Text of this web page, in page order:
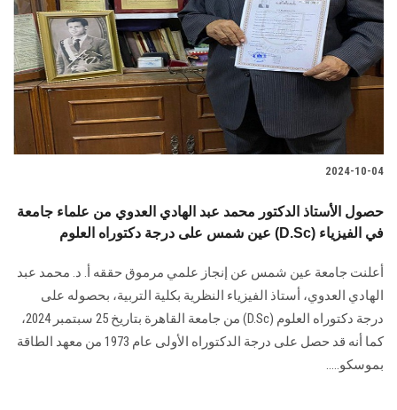
2024-10-04
حصول الأستاذ الدكتور محمد عبد الهادي العدوي من علماء جامعة
عين شمس على درجة دكتوراه العلوم (D.Sc) في الفيزياء
أعلنت جامعة عين شمس عن إنجاز علمي مرموق حققه أ. د. محمد عبد
الهادي العدوي، أستاذ الفيزياء النظرية بكلية التربية، بحصوله على
درجة دكتوراه العلوم (D.Sc) من جامعة القاهرة بتاريخ 25 سبتمبر 2024،
كما أنه قد حصل على درجة الدكتوراه الأولى عام 1973 من معهد الطاقة
بموسكو.....